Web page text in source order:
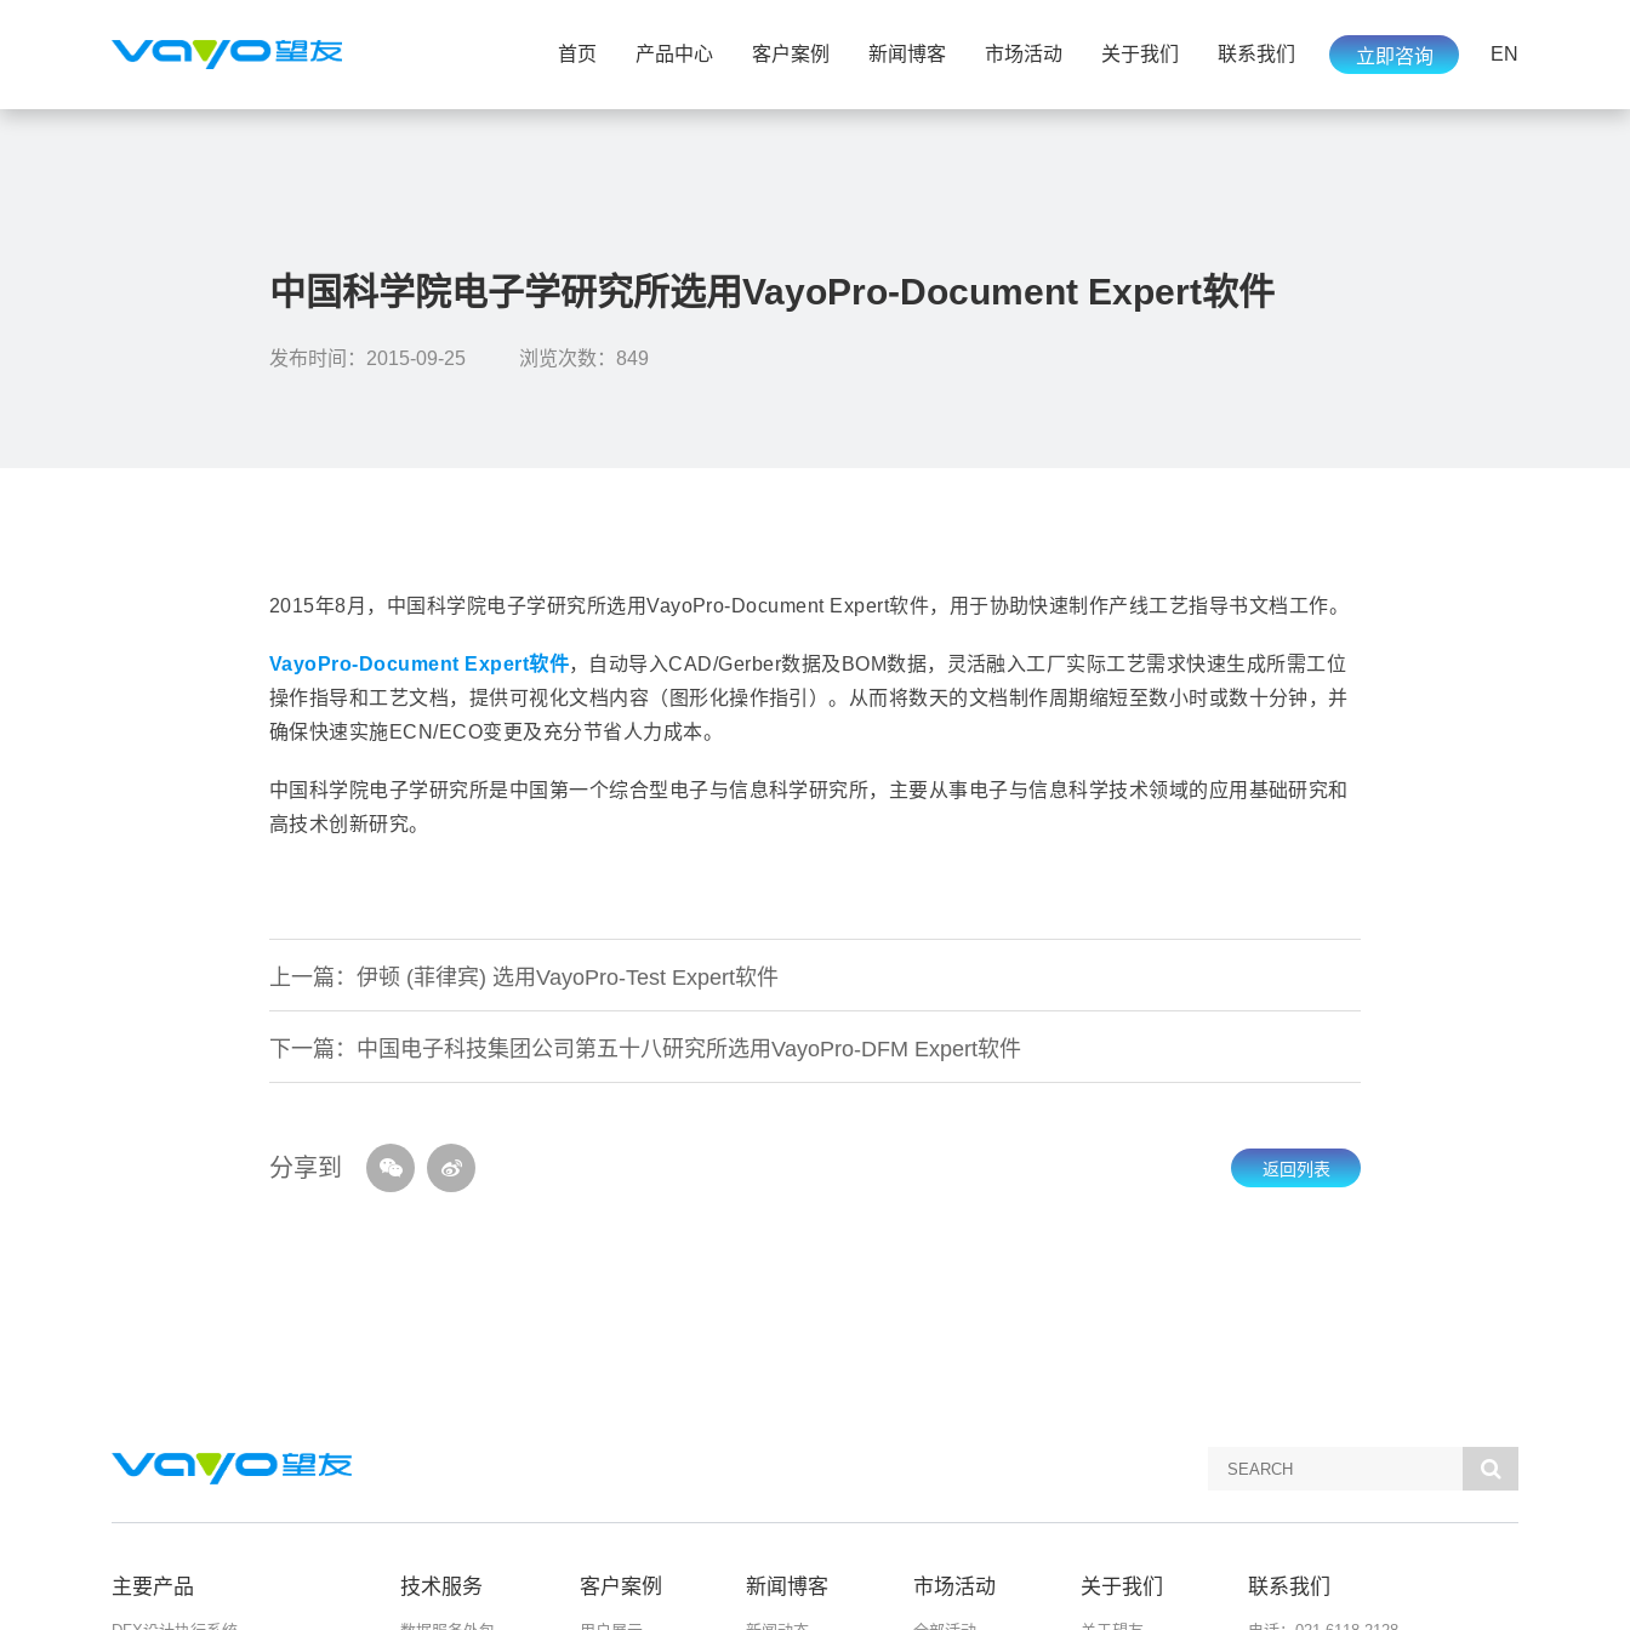
首页 产品中心 客户案例 新闻博客 市场活动 关于我们 联系我们 立即咨询 EN
中国科学院电子学研究所选用VayoPro-Document Expert软件
发布时间：2015-09-25 浏览次数：849
2015年8月，中国科学院电子学研究所选用VayoPro-Document Expert软件，用于协助快速制作产线工艺指导书文档工作。
VayoPro-Document Expert软件，自动导入CAD/Gerber数据及BOM数据，灵活融入工厂实际工艺需求快速生成所需工位
操作指导和工艺文档，提供可视化文档内容（图形化操作指引）。从而将数天的文档制作周期缩短至数小时或数十分钟，并
确保快速实施ECN/ECO变更及充分节省人力成本。
中国科学院电子学研究所是中国第一个综合型电子与信息科学研究所，主要从事电子与信息科学技术领域的应用基础研究和
高技术创新研究。
上一篇：伊顿 (菲律宾) 选用VayoPro-Test Expert软件
下一篇：中国电子科技集团公司第五十八研究所选用VayoPro-DFM Expert软件
分享到 返回列表
主要产品 技术服务 客户案例 新闻博客 市场活动 关于我们 联系我们